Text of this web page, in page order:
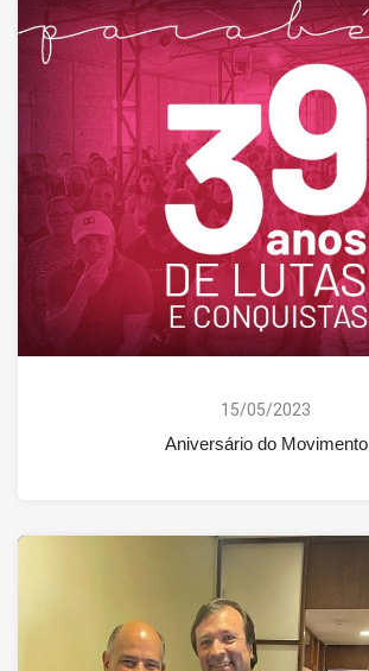
15/05/2023
Aniversário do Movimento